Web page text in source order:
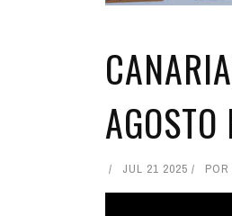
JUL 21 2025 POR